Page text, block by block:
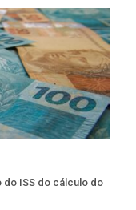
do ISS do cálculo do